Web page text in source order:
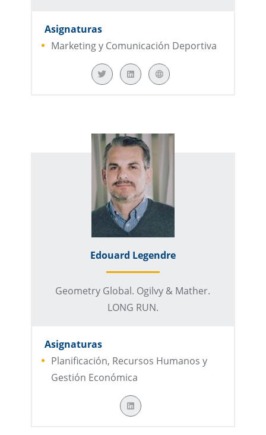
Asignaturas
Marketing y Comunicación Deportiva
Edouard Legendre
Geometry Global. Ogilvy & Mather.
LONG RUN.
Asignaturas
Planificación, Recursos Humanos y
Gestión Económica